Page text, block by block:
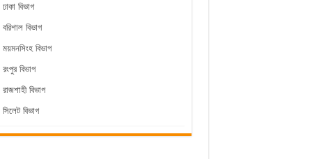
ঢাকা বিভাগ
বরিশাল বিভাগ
ময়মনসিংহ বিভাগ
রংপুর বিভাগ
রাজশাহী বিভাগ
সিলেট বিভাগ